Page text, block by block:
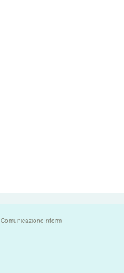
ComunicazioneInform